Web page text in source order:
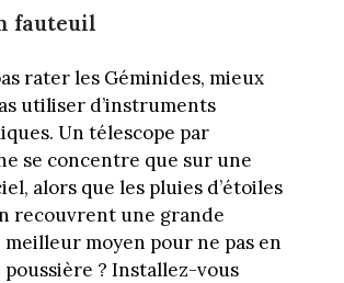
fauteuil
rater les Géminides, mieux
utiliser d’instruments
Un télescope par
se concentre que sur une
alors que les pluies d’étoiles
recouvrent une grande
moyen pour ne pas en
? Installez-vous